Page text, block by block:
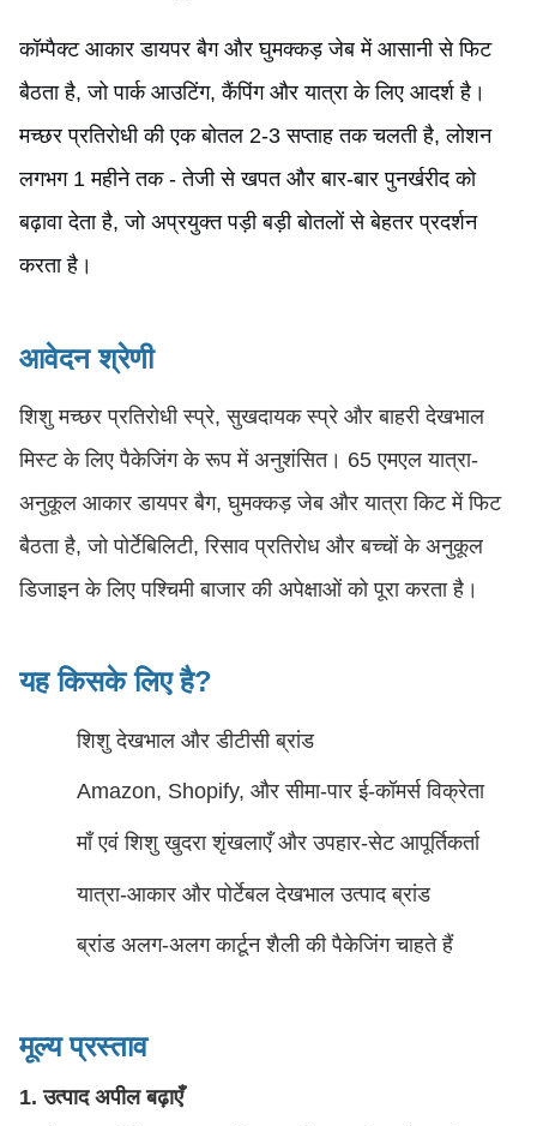
कॉम्पैक्ट आकार डायपर बैग और घुमक्कड़ जेब में आसानी से फिट
बैठता है, जो पार्क आउटिंग, कैंपिंग और यात्रा के लिए आदर्श है।
मच्छर प्रतिरोधी की एक बोतल 2-3 सप्ताह तक चलती है, लोशन
लगभग 1 महीने तक - तेजी से खपत और बार-बार पुनर्खरीद को
बढ़ावा देता है, जो अप्रयुक्त पड़ी बड़ी बोतलों से बेहतर प्रदर्शन
करता है।
आवेदन श्रेणी
शिशु मच्छर प्रतिरोधी स्प्रे, सुखदायक स्प्रे और बाहरी देखभाल
मिस्ट के लिए पैकेजिंग के रूप में अनुशंसित। 65 एमएल यात्रा-
अनुकूल आकार डायपर बैग, घुमक्कड़ जेब और यात्रा किट में फिट
बैठता है, जो पोर्टेबिलिटी, रिसाव प्रतिरोध और बच्चों के अनुकूल
डिजाइन के लिए पश्चिमी बाजार की अपेक्षाओं को पूरा करता है।
यह किसके लिए है?
शिशु देखभाल और डीटीसी ब्रांड
Amazon, Shopify, और सीमा-पार ई-कॉमर्स विक्रेता
माँ एवं शिशु खुदरा शृंखलाएँ और उपहार-सेट आपूर्तिकर्ता
यात्रा-आकार और पोर्टेबल देखभाल उत्पाद ब्रांड
ब्रांड अलग-अलग कार्टून शैली की पैकेजिंग चाहते हैं
मूल्य प्रस्ताव
1. उत्पाद अपील बढ़ाएँ